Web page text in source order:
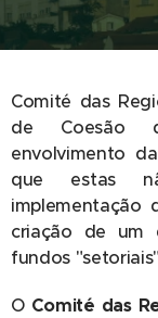
Comité das
de Coesão
envolvimento
que estas
implementação
criação de um
fundos
O Comité das